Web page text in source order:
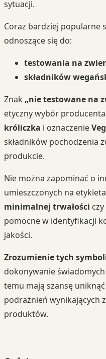
sytuacji.
Coraz bardziej popularne
odnoszące się do:
testowania na
składników
Znak „nie testowane na
etyczny wybór
króliczka i oznaczenie
składników pochodzenia
produkcie.
Nie można zapominać o
umieszczonych na
minimalnej trwałości czy
pomocne w identyfikacji
jakości.
Zrozumienie tych
dokonywanie
temu mają szansę
podrażnień wynikających
produktów.